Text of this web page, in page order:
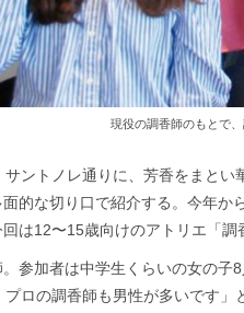
現役の調香師のもとで
ントノレ通りに、芳香をまとい
的な切り口で紹介する。今年
は12〜15歳向けのアトリエ「調
参加者は中学生くらいの女の子
ロの調香師も男性が多いです